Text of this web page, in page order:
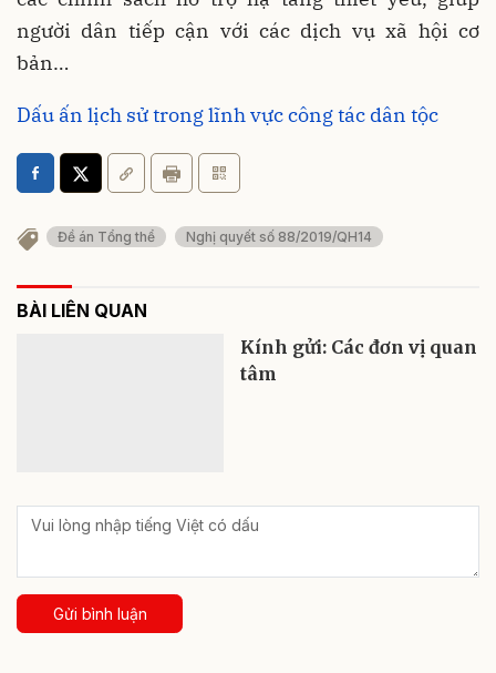
người dân tiếp cận với các dịch vụ xã hội cơ
bản…
Dấu ấn lịch sử trong lĩnh vực công tác dân tộc
Đề án Tổng thể Nghị quyết số 88/2019/QH14
BÀI LIÊN QUAN
Kính gửi: Các đơn vị quan
tâm
Gửi bình luận